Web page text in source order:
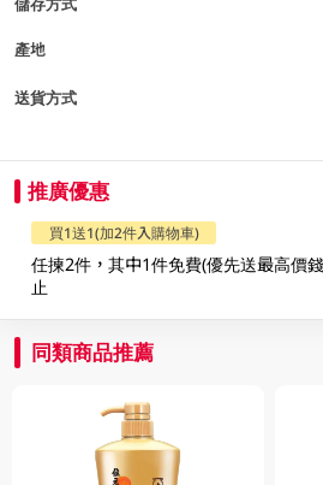
產地
送貨方式
推廣優惠
買1送1(加2件入購物車)
任揀2件，其中1件免費(優先送最高價
止
同類商品推薦